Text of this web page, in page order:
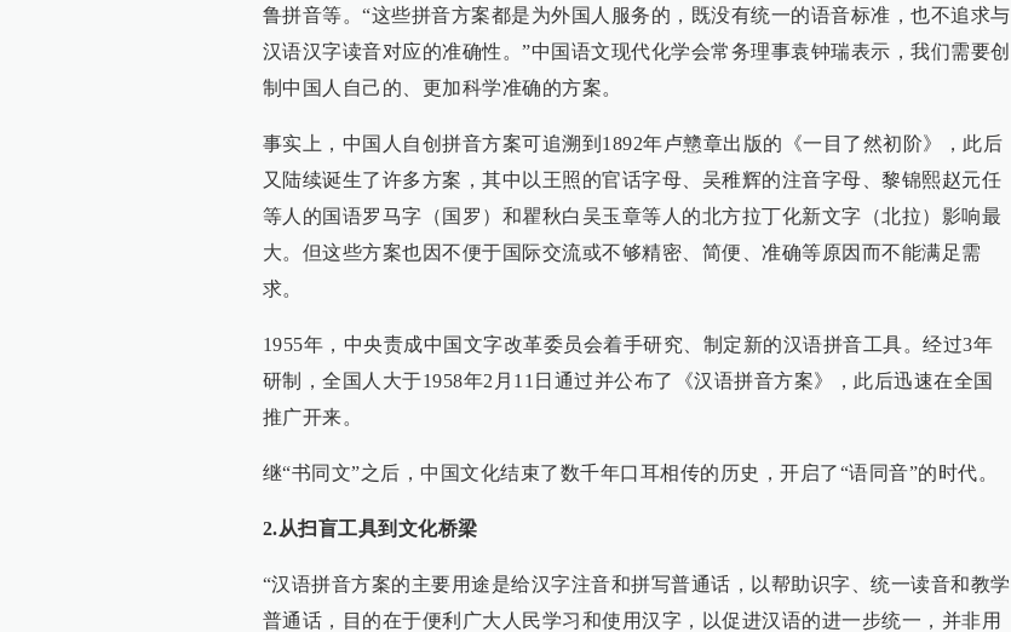
鲁拼音等。“这些拼音方案都是为外国人服务的，既没有统一的语音标准，也不追求与
汉语汉字读音对应的准确性。”中国语文现代化学会常务理事袁钟瑞表示，我们需要创
制中国人自己的、更加科学准确的方案。
事实上，中国人自创拼音方案可追溯到1892年卢戆章出版的《一目了然初阶》，此后
又陆续诞生了许多方案，其中以王照的官话字母、吴稚辉的注音字母、黎锦熙赵元任
等人的国语罗马字（国罗）和瞿秋白吴玉章等人的北方拉丁化新文字（北拉）影响最
大。但这些方案也因不便于国际交流或不够精密、简便、准确等原因而不能满足需
求。
1955年，中央责成中国文字改革委员会着手研究、制定新的汉语拼音工具。经过3年
研制，全国人大于1958年2月11日通过并公布了《汉语拼音方案》，此后迅速在全国
推广开来。
继“书同文”之后，中国文化结束了数千年口耳相传的历史，开启了“语同音”的时代。
2.从扫盲工具到文化桥梁
“汉语拼音方案的主要用途是给汉字注音和拼写普通话，以帮助识字、统一读音和教学
普通话，目的在于便利广大人民学习和使用汉字，以促进汉语的进一步统一，并非用